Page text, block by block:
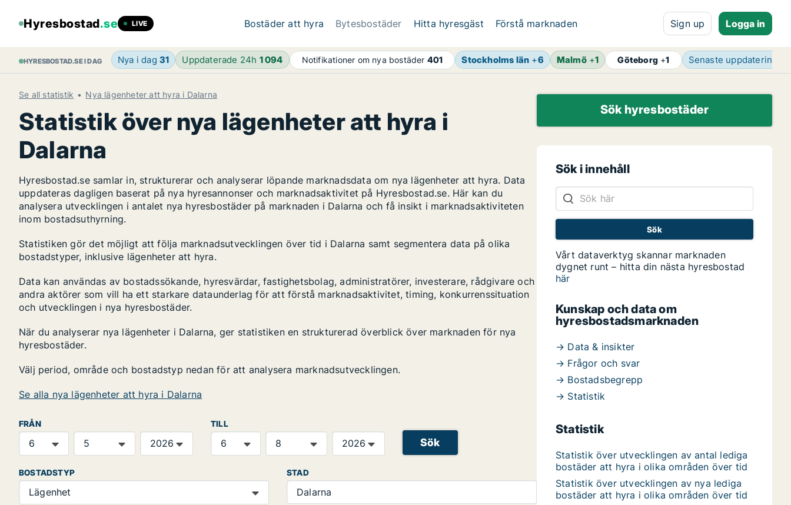
Hyresbostad.se LIVE Bostäder att hyra Bytesbostäder Hitta hyresgäst Förstå marknaden Sign up Logga in
HYRESBOSTAD.SE I DAG Nya i dag 31 Uppdaterade 24h 1 094 Notifikationer om nya bostäder 401 Stockholms län +6 Malmö+1 Göteborg +1 Senaste uppdatering
Se all statistik Nya lägenheter att hyra i Dalarna
Statistik över nya lägenheter att hyra i
Dalarna
Hyresbostad.se samlar in, strukturerar och analyserar löpande marknadsdata om nya lägenheter att hyra. Data
uppdateras dagligen baserat på nya hyresannonser och marknadsaktivitet på Hyresbostad.se. Här kan du
analysera utvecklingen i antalet nya hyresbostäder på marknaden i Dalarna och få insikt i marknadsaktiviteten
inom bostadsuthyrning.
Statistiken gör det möjligt att följa marknadsutvecklingen över tid i Dalarna samt segmentera data på olika
bostadstyper, inklusive lägenheter att hyra.
Data kan användas av bostadssökande, hyresvärdar, fastighetsbolag, administratörer, investerare, rådgivare och
andra aktörer som vill ha ett starkare dataunderlag för att förstå marknadsaktivitet, timing, konkurrenssituation
och utvecklingen i nya hyresbostäder.
När du analyserar nya lägenheter i Dalarna, ger statistiken en strukturerad överblick över marknaden för nya
hyresbostäder.
Välj period, område och bostadstyp nedan för att analysera marknadsutvecklingen.
Se alla nya lägenheter att hyra i Dalarna
FRÅN TILL
Sök
BOSTADSTYP
Lägenhet
STAD
Dalarna
Sök hyresbostäder
Sök i innehåll
Vårt dataverktyg skannar marknaden
dygnet runt – hitta din nästa hyresbostad
här
Kunskap och data om
hyresbostadsmarknaden
→ Data & insikter
→ Frågor och svar
→ Bostadsbegrepp
→ Statistik
Statistik
Statistik över utvecklingen av antal lediga
bostäder att hyra i olika områden över tid
Statistik över utvecklingen av nya lediga
bostäder att hyra i olika områden över tid